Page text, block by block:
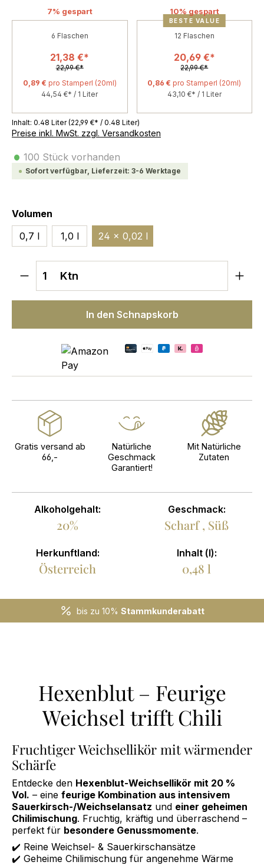
6 Flaschen
21,38 €*
22,99 €*
7% gespart
0,89 € pro Stamperl (20ml)
44,54 €* / 1 Liter
BESTE VALUE
12 Flaschen
20,69 €*
22,99 €*
10% gespart
0,86 € pro Stamperl (20ml)
43,10 €* / 1 Liter
Inhalt: 0.48 Liter(22,99 €* / 0.48 Liter)
Preise inkl. MwSt. zzgl. Versandkosten
• 100 Stück vorhanden
Sofort verfügbar, Lieferzeit: 3-6 Werktage
Volumen
0,7 l 1,0 l 24 x 0,02 l
Produkt Anzahl: Gib den
Ktn
In den Schnapskorb
Gratis versand ab
66,-
Natürliche
Geschmack
Garantiert!
Mit Natürliche
Zutaten
Alkoholgehalt:
20%
Geschmack:
Scharf, Süß
Herkunftland:
Österreich
Inhalt (l):
0,48 l
bis zu 10% Stammkunderabatt
Hexenblut – Feurige
Weichsel trifft Chili
Fruchtiger Weichsellikör mit wärmender
Schärfe
Entdecke den Hexenblut-Weichsellikör mit 20 %
Vol. – eine feurige Kombination aus intensivem
Sauerkirsch-/Weichselansatz und einer geheimen
Chilimischung. Fruchtig, kräftig und überraschend –
perfekt für besondere Genussmomente.
✔️ Reine Weichsel- & Sauerkirschansätze
✔️ Geheime Chilimischung für angenehme Wärme